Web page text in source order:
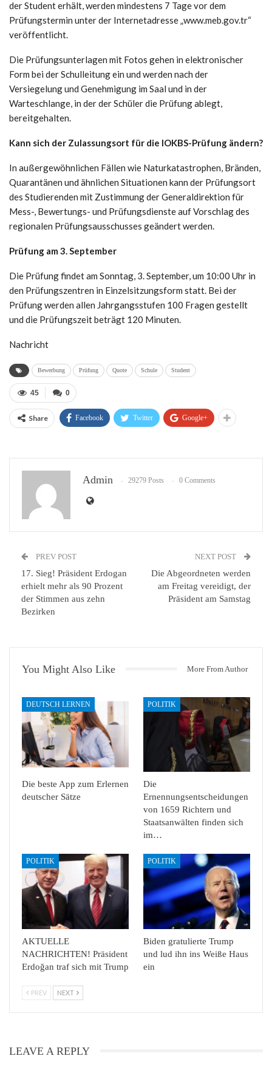
der Student erhält, werden mindestens 7 Tage vor dem
Prüfungstermin unter der Internetadresse „www.meb.gov.tr“
veröffentlicht.
Die Prüfungsunterlagen mit Fotos gehen in elektronischer
Form bei der Schulleitung ein und werden nach der
Versiegelung und Genehmigung im Saal und in der
Warteschlange, in der der Schüler die Prüfung ablegt,
bereitgehalten.
Kann sich der Zulassungsort für die IOKBS-Prüfung ändern?
In außergewöhnlichen Fällen wie Naturkatastrophen, Bränden,
Quarantänen und ähnlichen Situationen kann der Prüfungsort
des Studierenden mit Zustimmung der Generaldirektion für
Mess-, Bewertungs- und Prüfungsdienste auf Vorschlag des
regionalen Prüfungsausschusses geändert werden.
Prüfung am 3. September
Die Prüfung findet am Sonntag, 3. September, um 10:00 Uhr in
den Prüfungszentren in Einzelsitzungsform statt. Bei der
Prüfung werden allen Jahrgangsstufen 100 Fragen gestellt
und die Prüfungszeit beträgt 120 Minuten.
Nachricht
Bewerbung Prüfung Quote Schule Student
0
45
Share Facebook Twitter Google+
Admin 29279 Posts 0 Comments
PREV POST
17. Sieg! Präsident Erdogan
erhielt mehr als 90 Prozent
der Stimmen aus zehn
Bezirken
NEXT POST
Die Abgeordneten werden
am Freitag vereidigt, der
Präsident am Samstag
You Might Also Like More From Author
DEUTSCH LERNEN
Die beste App zum Erlernen
deutscher Sätze
POLITIK
Die
Ernennungsentscheidungen
von 1659 Richtern und
Staatsanwälten finden sich
im…
POLITIK
AKTUELLE
NACHRICHTEN! Präsident
Erdoğan traf sich mit Trump
POLITIK
Biden gratulierte Trump
und lud ihn ins Weiße Haus
ein
PREV NEXT
LEAVE A REPLY